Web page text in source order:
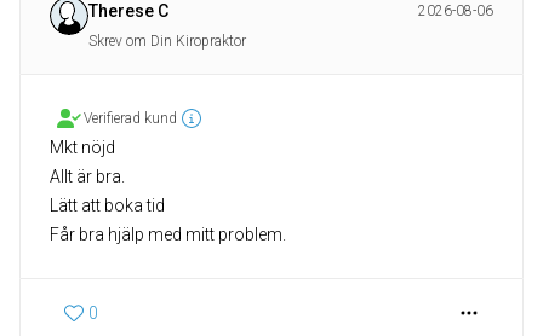
Therese C
2026-08-06
Skrev om Din Kiropraktor
Verifierad kund
Mkt nöjd
Allt är bra.
Lätt att boka tid
0